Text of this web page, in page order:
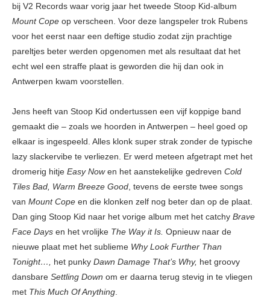
bij V2 Records waar vorig jaar het tweede Stoop Kid-album
Mount Cope op verscheen. Voor deze langspeler trok Rubens
voor het eerst naar een deftige studio zodat zijn prachtige
pareltjes beter werden opgenomen met als resultaat dat het
echt wel een straffe plaat is geworden die hij dan ook in
Antwerpen kwam voorstellen.
Jens heeft van Stoop Kid ondertussen een vijf koppige band
gemaakt die – zoals we hoorden in Antwerpen – heel goed op
elkaar is ingespeeld. Alles klonk super strak zonder de typische
lazy slackervibe te verliezen. Er werd meteen afgetrapt met het
dromerig hitje Easy Nowen het aanstekelijke gedreven Cold
Tiles Bad, Warm Breeze Good , tevens de eerste twee songs
van Mount Cope en die klonken zelf nog beter dan op de plaat.
Dan ging Stoop Kid naar het vorige album met het catchy Brave
Face Days en het vrolijke The Way it Is. Opnieuw naar de
nieuwe plaat met het sublieme Why Look Further Than
Tonight…, het punky Dawn Damage That’s Why, het groovy
dansbare Settling Down om er daarna terug stevig in te vliegen
met This Much Of Anything